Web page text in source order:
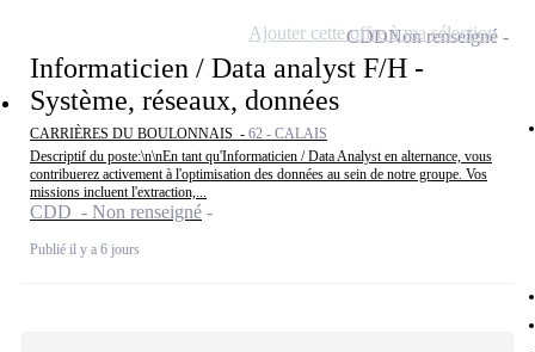
Informaticien / Data analyst F/H -
Système, réseaux, données
CARRIÈRES DU BOULONNAIS - 62 - CALAIS
Descriptif du poste:\n\nEn tant qu'Informaticien / Data Analyst en alternance, vous
contribuerez activement à l'optimisation des données au sein de notre groupe. Vos
missions incluent l'extraction,...
CDD - Non renseigné
Publié il y a 6 jours
CDDNon renseigné
Ajouter cette offre à ma sélection